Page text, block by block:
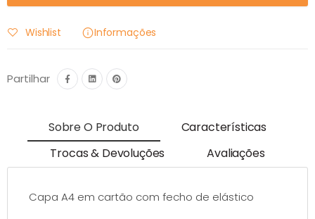
Wishlist Informações
Partilhar
Sobre O Produto
Características
Trocas & Devoluções
Avaliações
Capa A4 em cartão com fecho de elástico